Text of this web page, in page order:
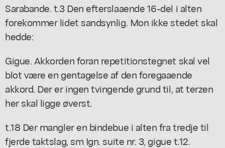
Sarabande. t.3 Den efterslaaende 16-del i alten
forekommer lidet sandsynlig. Mon ikke stedet skal
hedde:
Gigue. Akkorden foran repetitionstegnet skal vel
blot være en gentagelse af den foregaaende
akkord. Der er ingen tvingende grund til, at terzen
her skal ligge øverst.
t.18 Der mangler en bindebue i alten fra tredje til
fjerde taktslag, sm Ign. suite nr. 3, gigue t.12.